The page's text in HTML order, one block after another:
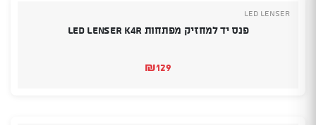
Led Lenser
פנס יד למחזיק מפתחות Led Lenser K4R
₪129